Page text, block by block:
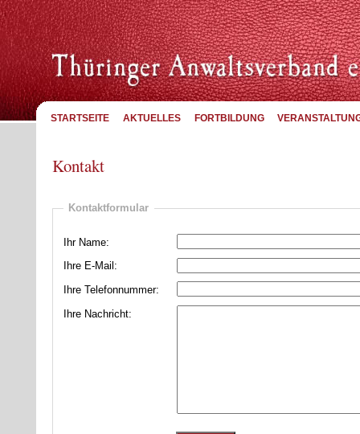
STARTSEITE AKTUELLES FORTBILDUNG
Kontakt
Kontaktformular
Ihr Name:
Ihre E-Mail:
Ihre Telefonnummer:
Ihre Nachricht: